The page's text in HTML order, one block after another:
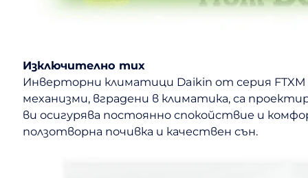
Изключително тих
Инверторни климатици Daikin от серия
механизми, вградени в климатика, са
ви осигурява постоянно спокойствие и
ползотворна почивка и качествен сън.